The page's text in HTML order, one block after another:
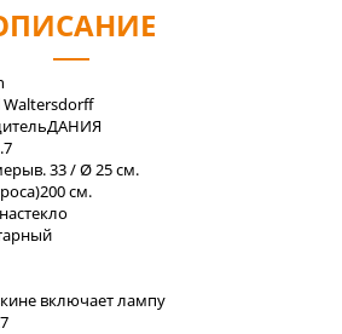
Waltersdorff
ДАНИЯ
в. 33 / Ø 25 см.
200 см.
стекло
не включает лампу